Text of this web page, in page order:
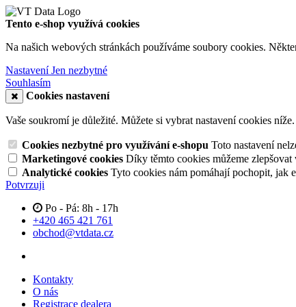
Tento e-shop využívá cookies
Na našich webových stránkách používáme soubory cookies.
NastaveníJen nezbytné
Souhlasím
Cookies nastavení
Vaše soukromí je důležité. Můžete si vybrat nastavení cookies níže.
Cookies nezbytné pro využívání e-shopu Toto nastavení
Marketingové cookies Díky těmto cookies můžeme
Analytické cookies Tyto cookies nám pomáhají pochopit, jak
Potvrzuji
Po - Pá: 8h - 17h
+420 465 421 761
obchod@vtdata.cz
Kontakty
O nás
Registrace dealera